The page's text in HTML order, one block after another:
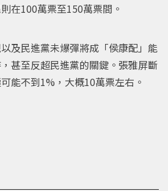
在100萬票至150萬票間。
及民進黨未爆彈將成「侯康配」能
甚至反超民進黨的關鍵。張雅屏斷
能不到1%，大概10萬票左右。